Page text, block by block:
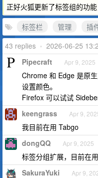
正好火狐更新了标签组的功
标签栏
管理
插
43 replies • 2026-06-25
Pipecraft Apr 9, 2025
Chrome 和 Edge 是原
设置颜色。
Firefox 可以试试
keengrass Apr 9,
我目前在用 Tabgo
dongQQ Apr 9, 2025
标签分组扩展，目前在
SakuraYuki Apr 9,